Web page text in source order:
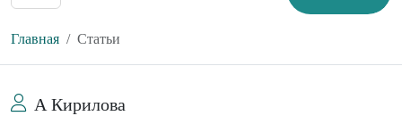
Главная Статьи
А Кирилова